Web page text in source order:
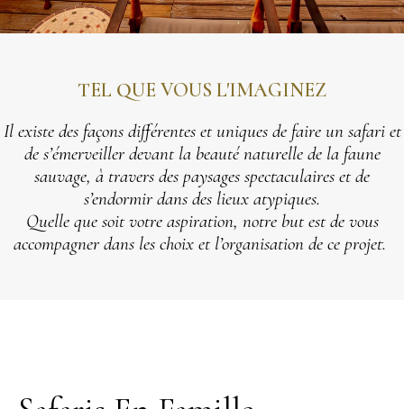
TEL QUE VOUS L'IMAGINEZ
Il existe des façons différentes et uniques de faire un safari et
de s’émerveiller devant la beauté naturelle de la faune
sauvage, à travers des paysages spectaculaires et de
s’endormir dans des lieux atypiques.
Quelle que soit votre aspiration, notre but est de vous
accompagner dans les choix et l’organisation de ce projet.